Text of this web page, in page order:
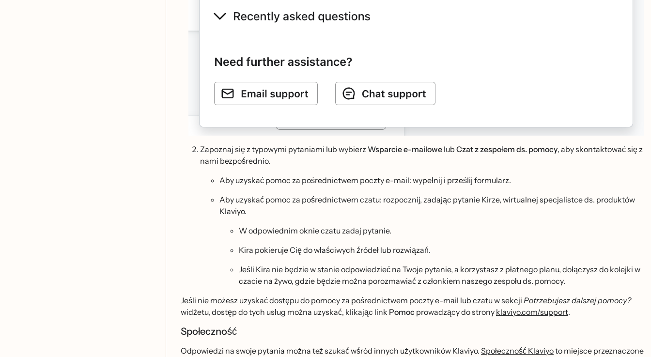
Zapoznaj się z typowymi pytaniami lub wybierzWsparcie e-mailowe lub Czat z zespołem ds. pomocy, aby skontaktować się z
nami bezpośrednio.
Aby uzyskać pomoc za pośrednictwem poczty e-mail: wypełnij i prześlij formularz.
Aby uzyskać pomoc za pośrednictwem czatu: rozpocznij, zadając pytanie Kirze, wirtualnej specjalistce ds. produktów
Klaviyo.
W odpowiednim oknie czatu zadaj pytanie.
Kira pokieruje Cię do właściwych źródeł lub rozwiązań.
Jeśli Kira nie będzie w stanie odpowiedzieć na Twoje pytanie, a korzystasz z płatnego planu, dołączysz do kolejki w
czacie na żywo, gdzie będzie można porozmawiać z członkiem naszego zespołu ds. pomocy.
Jeśli nie możesz uzyskać dostępu do pomocy za pośrednictwem poczty e-mail lub czatu w sekcji Potrzebujesz dalszej pomocy?
widżetu, dostęp do tych usług można uzyskać, klikając link Pomoc prowadzący do strony klaviyo.com/support.
Społeczność
Odpowiedzi na swoje pytania można też szukać wśród innych użytkowników Klaviyo. Społeczność Klaviyoto miejsce przeznaczone